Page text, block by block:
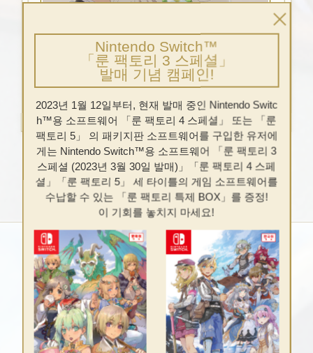
Nintendo Switch™
「룬 팩토리 3 스페셜」
발매 기념 캠페인!
2023년 1월 12일부터, 현재 발매 중인 Nintendo Switc
h™용 소프트웨어 「룬 팩토리 4 스페셜」 또는 「룬
팩토리 5」 의 패키지판 소프트웨어를 구입한 유저에
게는 Nintendo Switch™용 소프트웨어 「룬 팩토리 3
스페셜 (2023년 3월 30일 발매)」「룬 팩토리 4 스페
셜」「룬 팩토리 5」 세 타이틀의 게임 소프트웨어를
수납할 수 있는 「룬 팩토리 특제 BOX」를 증정!
이 기회를 놓치지 마세요!